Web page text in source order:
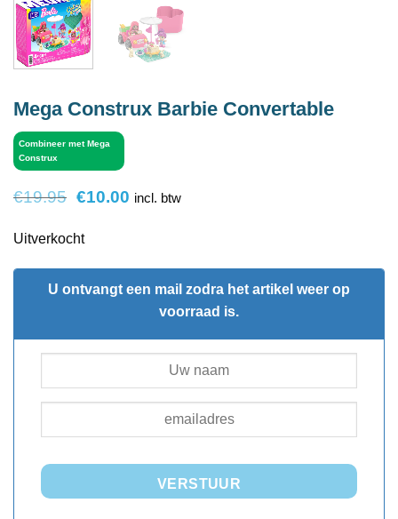
Mega Construx Barbie Convertable
Combineer met Mega
Construx
€19.95 Oorspronkelijke
was:
€19.95.
€10.00Huidige
incl. btw
Uitverkocht
U ontvangt een mail zodra het artikel weer op
voorraad is.
VERSTUUR